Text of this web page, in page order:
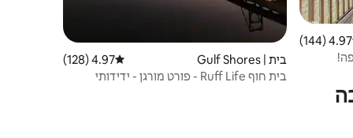
של 4.97 מתוך 5, 144 ביקורות4.97 (144)
בית | Gulf Shores דירוג ממוצע של 4.97 מתוך 5, 128 ביקורות
4.97 (128)
בית חוף Ruff Life - פורט מורגן - ידידותי